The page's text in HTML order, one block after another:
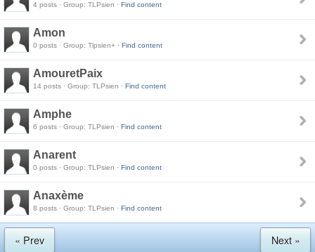
4 posts · Group: TLPsien · Find content
Amon
0 posts · Group: Tlpsien+ · Find content
AmouretPaix
14 posts · Group: TLPsien · Find content
Amphe
6 posts · Group: TLPsien · Find content
Anarent
0 posts · Group: TLPsien · Find content
Anaxème
8 posts · Group: TLPsien · Find content
« Prev Next »